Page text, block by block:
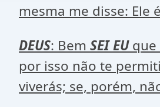
mesma me disse:
DEUS: Bem SEI EUque
por isso não te
viverás; se, porém,